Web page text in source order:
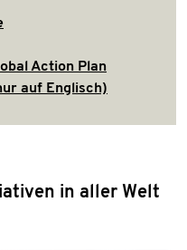
Action Plan
auf Englisch)
in aller Welt